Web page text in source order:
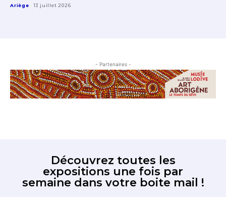
Ariège 13 juillet 2026
- Partenaires -
Découvrez toutes les
expositions une fois par
semaine dans votre boite mail !